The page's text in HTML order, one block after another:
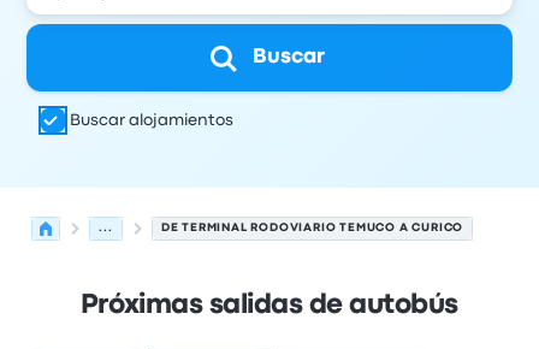
Buscar
Buscar alojamientos
... DE TERMINAL RODOVIARIO TEMUCO A CURICO
Próximas salidas de autobús